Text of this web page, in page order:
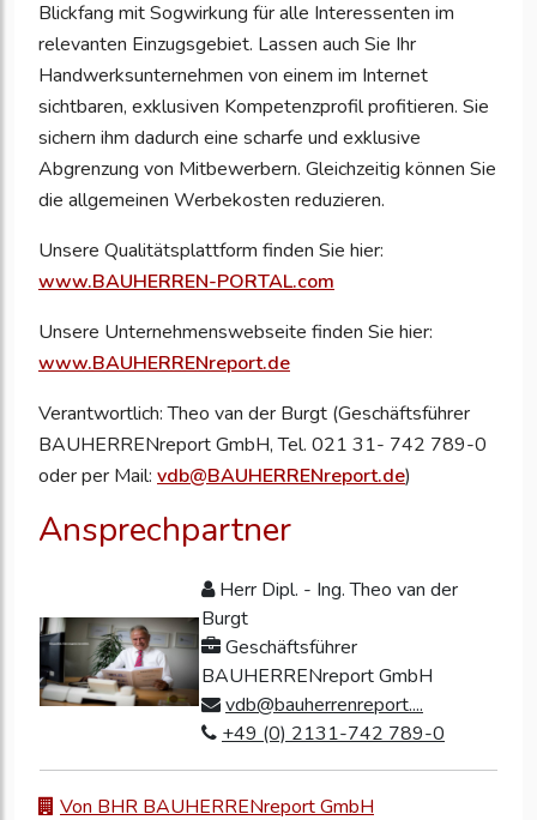
Blickfang mit Sogwirkung für alle Interessenten im
relevanten Einzugsgebiet. Lassen auch Sie Ihr
Handwerksunternehmen von einem im Internet
sichtbaren, exklusiven Kompetenzprofil profitieren. Sie
sichern ihm dadurch eine scharfe und exklusive
Abgrenzung von Mitbewerbern. Gleichzeitig können Sie
die allgemeinen Werbekosten reduzieren.
Unsere Qualitätsplattform finden Sie hier:
www.BAUHERREN-PORTAL.com
Unsere Unternehmenswebseite finden Sie hier:
www.BAUHERRENreport.de
Verantwortlich: Theo van der Burgt (Geschäftsführer
BAUHERRENreport GmbH, Tel. 021 31- 742 789-0
oder per Mail: vdb@BAUHERRENreport.de)
Ansprechpartner
Herr Dipl. - Ing. Theo van der
Burgt
Geschäftsführer
BAUHERRENreport GmbH
vdb@bauherrenreport....
+49 (0) 2131-742 789-0
Von BHR BAUHERRENreport GmbH